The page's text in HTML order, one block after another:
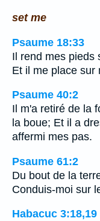
set me
Psaume 18:33
Il rend mes pieds
Et il me place sur
Psaume 40:2
Il m'a retiré de la
la boue; Et il a
affermi mes pas.
Psaume 61:2
Du bout de la
Conduis-moi sur
Habacuc 3:18,19